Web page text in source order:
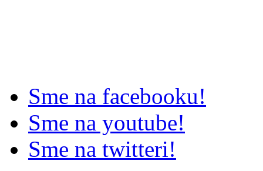
Sme na facebooku!
Sme na youtube!
Sme na twitteri!